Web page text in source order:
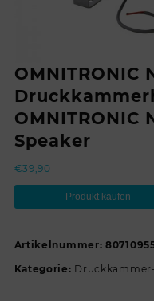
OMNITRONIC
OMNITRONIC
Speaker
€39,90
Produkt kaufen
Artikelnummer:
Kategorie: